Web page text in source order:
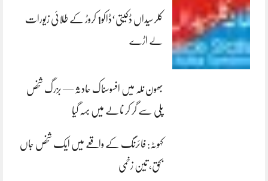
کلرسیداں ڈکیتی‘ڈاکو1 کروڑ کے طلائی زیورات
لے اڑے
بھون نلہ میں افسوسناک حادثہ — بزرگ شخص
پلی سے گر کر نالے میں بہہ گیا
کہوٹہ: فائرنگ کے واقعے میں ایک شخص جاں
بحق، تین زخمی